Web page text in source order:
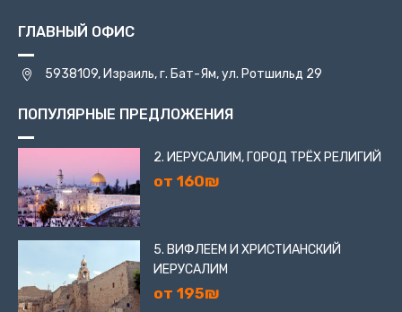
ГЛАВНЫЙ ОФИС
5938109, Израиль, г. Бат-Ям, ул. Ротшильд 29
ПОПУЛЯРНЫЕ ПРЕДЛОЖЕНИЯ
2. ИЕРУСАЛИМ, ГОРОД ТРЁХ РЕЛИГИЙ
от 160₪
5. ВИФЛЕЕМ И ХРИСТИАНСКИЙ
ИЕРУСАЛИМ
от 195₪